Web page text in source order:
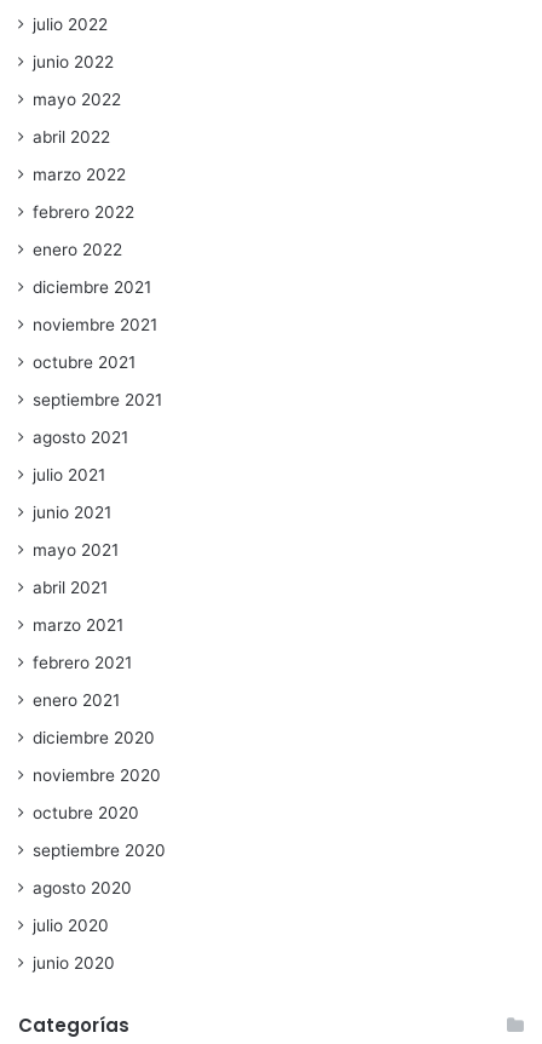
julio 2022
junio 2022
mayo 2022
abril 2022
marzo 2022
febrero 2022
enero 2022
diciembre 2021
noviembre 2021
octubre 2021
septiembre 2021
agosto 2021
julio 2021
junio 2021
mayo 2021
abril 2021
marzo 2021
febrero 2021
enero 2021
diciembre 2020
noviembre 2020
octubre 2020
septiembre 2020
agosto 2020
julio 2020
junio 2020
Categorías